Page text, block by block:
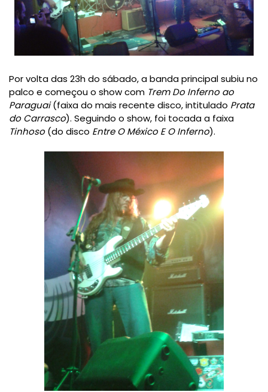
Por volta das 23h do sábado, a banda principal subiu no
palco e começou o show com Trem Do Inferno ao
Paraguai(faixa do mais recente disco, intitulado Prata
do Carrasco). Seguindo o show, foi tocada a faixa
Tinhoso(do disco Entre O México E O Inferno).